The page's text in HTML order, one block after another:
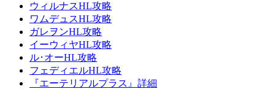
ウィルナスHL攻略
ワムデュスHL攻略
ガレヲンHL攻略
イーウィヤHL攻略
ル･オーHL攻略
フェディエルHL攻略
『エーテリアルプラス』詳細